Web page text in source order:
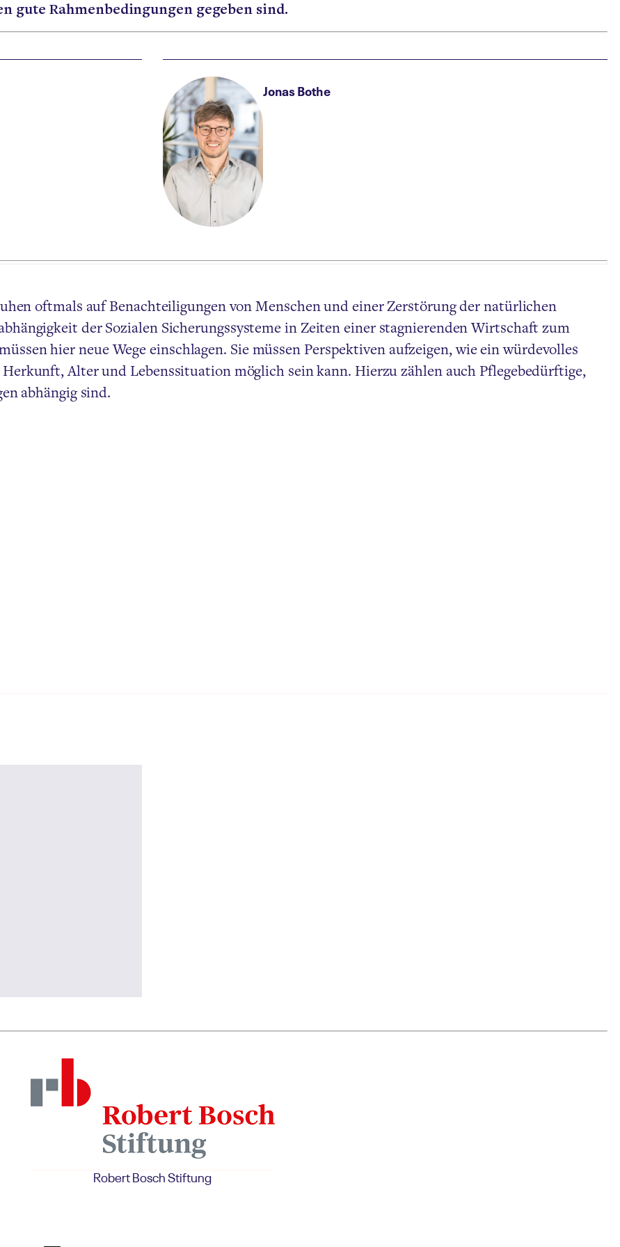
gute Rahmenbedingungen gegeben sind.
Jonas Bothe
oftmals auf Benachteiligungen von Menschen und einer Zerstörung der natürlichen
der Sozialen Sicherungssysteme in Zeiten einer stagnierenden Wirtschaft zum
hier neue Wege einschlagen. Sie müssen Perspektiven aufzeigen, wie ein würdevolles
Alter und Lebenssituation möglich sein kann. Hierzu zählen auch Pflegebedürftige,
abhängig sind.
Robert Bosch Stiftung